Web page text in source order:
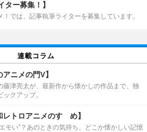
ター募集！】
！では、記事執筆ライターを募集しています。
連載コラム
アニメの門V】
藤津亮太が、最新作から懐かしの作品まで、独
クアップ。
レトロアニメのすゝめ】
モい”？あのときの気持ち、どこか懐かしい記憶